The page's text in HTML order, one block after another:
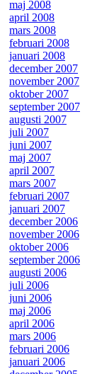
maj 2008
april 2008
mars 2008
februari 2008
januari 2008
december 2007
november 2007
oktober 2007
september 2007
augusti 2007
juli 2007
juni 2007
maj 2007
april 2007
mars 2007
februari 2007
januari 2007
december 2006
november 2006
oktober 2006
september 2006
augusti 2006
juli 2006
juni 2006
maj 2006
april 2006
mars 2006
februari 2006
januari 2006